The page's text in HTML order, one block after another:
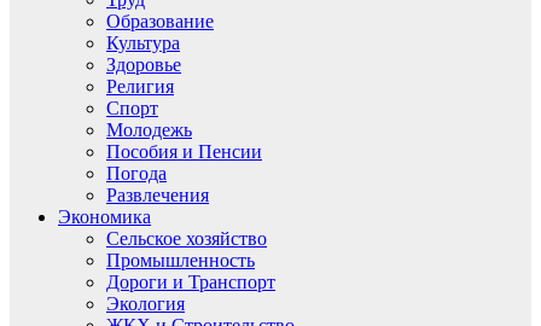
Образование
Культура
Здоровье
Религия
Спорт
Молодежь
Пособия и Пенсии
Погода
Развлечения
Экономика
Сельское хозяйство
Промышленность
Дороги и Транспорт
Экология